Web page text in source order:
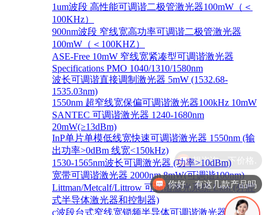
1um波段 高性能可调谐二极管激光器100mW（＜
100KHz）
900nm波段 窄线宽高功率可调谐二极管激光器
100mW（＜100KHZ）
ASE-Free 10mW 窄线宽紧凑型可调谐激光器
Specifications PMO 1040/1310/1580nm
波长可调谐直接调制激光器 5mW (1532.68-
1535.03nm)
1550nm 超窄线宽保偏可调谐激光器100kHz 10mW
SANTEC 可调谐激光器 1240-1680nm
20mW(≥13dBm)
InP单片单模低线宽快速可调谐激光器 1550nm (输
出功率>0dBm 线宽<150kHz)
1530-1565nm波长可调激光器 (功率>10dBm)
宽带可调谐激光器 2000nm 8mW(可调谐100nm)
Littman/Metcalf/Littrow 可调谐激光系统 Lion (外腔
式半导体激光器和控制器)
c波段台式窄线宽锁频半导体可调谐激光器 1528-
你好，有这几款产品吗